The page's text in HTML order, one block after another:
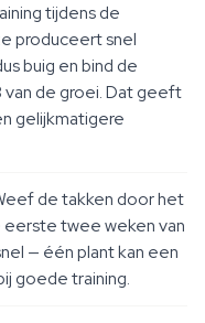
tijdens de
produceert snel
buig en bind de
de groei. Dat geeft
gelijkmatigere
de takken door het
twee weken van
— één plant kan een
goede training.